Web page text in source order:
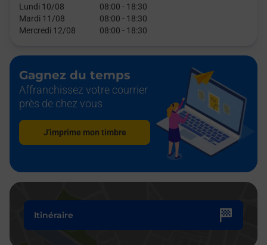
Lundi 10/08
08:00 - 18:30
Mardi 11/08
08:00 - 18:30
Mercredi 12/08
08:00 - 18:30
Gagnez du temps
Affranchissez votre courrier
près de chez vous
J'imprime mon timbre
Itinéraire